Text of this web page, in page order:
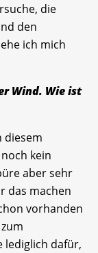
die
den
ich mich
Wind. Wie ist
diesem
kein
aber sehr
das machen
vorhanden
lediglich dafür,